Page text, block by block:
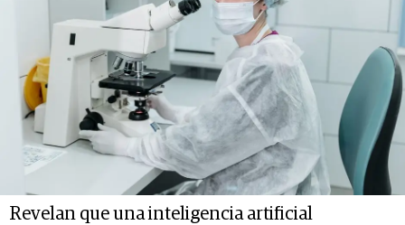
Revelan que una inteligencia artificial